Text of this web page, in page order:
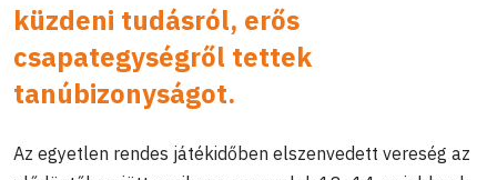
küzdeni tudásról, erős
csapategységről tettek
tanúbizonyságot.
Az egyetlen rendes játékidőben elszenvedett vereség az